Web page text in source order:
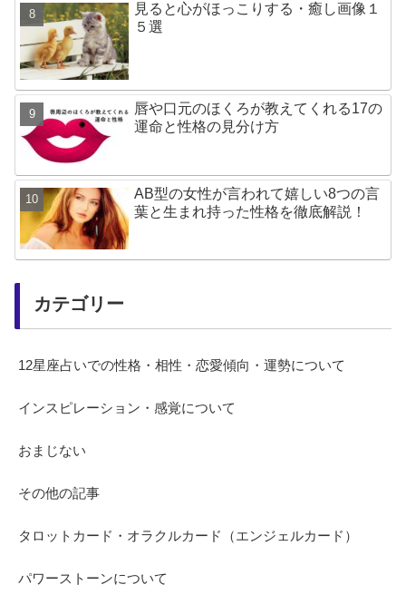
見ると心がほっこりする・癒し画像１
５選
唇や口元のほくろが教えてくれる17の
運命と性格の見分け方
AB型の女性が言われて嬉しい8つの言
葉と生まれ持った性格を徹底解説！
カテゴリー
12星座占いでの性格・相性・恋愛傾向・運勢について
インスピレーション・感覚について
おまじない
その他の記事
タロットカード・オラクルカード（エンジェルカード）
パワーストーンについて